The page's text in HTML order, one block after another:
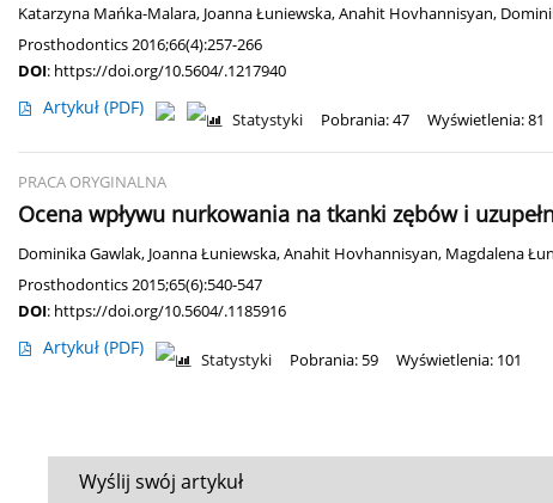
Katarzyna Mańka-Malara, Joanna Łuniewska,Anahit Hovhannisyan,
Prosthodontics 2016;66(4):257-266
DOI: https://doi.org/10.5604/.1217940
Artykuł (PDF)
Statystyki Pobrania: 47 Wyświetlenia: 81
PRACA ORYGINALNA
Ocena wpływu nurkowania na tkanki zębów i
Dominika Gawlak, Joanna Łuniewska,Anahit Hovhannisyan, Magdalena
Prosthodontics 2015;65(6):540-547
DOI: https://doi.org/10.5604/.1185916
Artykuł (PDF)
Statystyki Pobrania: 59 Wyświetlenia: 101
Wyślij swój artykuł